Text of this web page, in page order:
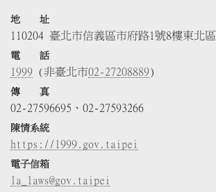
地 址
110204 臺北市信義區市府路1號8樓東北區
電 話
1999 (非臺北市02-27208889)
傳 真
02-27596695、02-27593266
陳情系統
https://1999.gov.taipei
電子信箱
la_laws@gov.taipei